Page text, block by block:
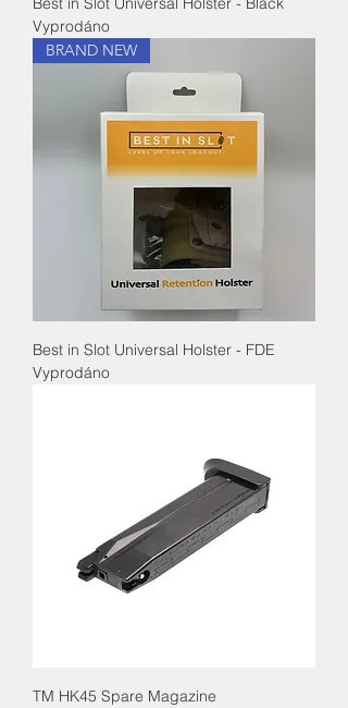
Vyprodáno
BRAND NEW
Best in Slot Universal Holster - FDE
Vyprodáno
TM HK45 Spare Magazine